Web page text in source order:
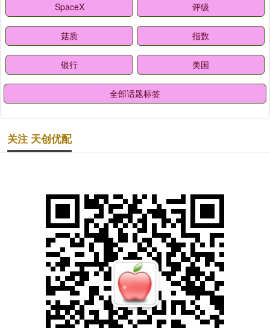
SpaceX 评级
菇质 指数
银行 美国
全部话题标签
关注 天创优配